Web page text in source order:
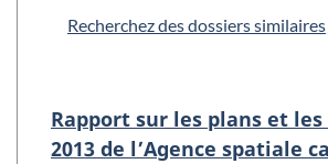
Recherchez des dossiers similaires
Rapport sur les plans et
2013 de l’Agence spatiale